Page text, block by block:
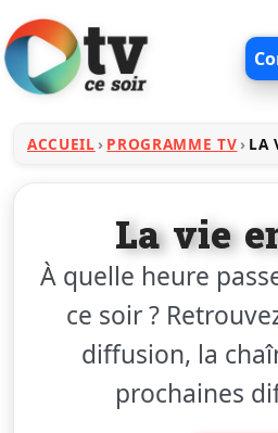
ACCUEIL PROGRAMME TV LA
La vie
À quelle heure
ce soir ?
diffusion, la
prochaines